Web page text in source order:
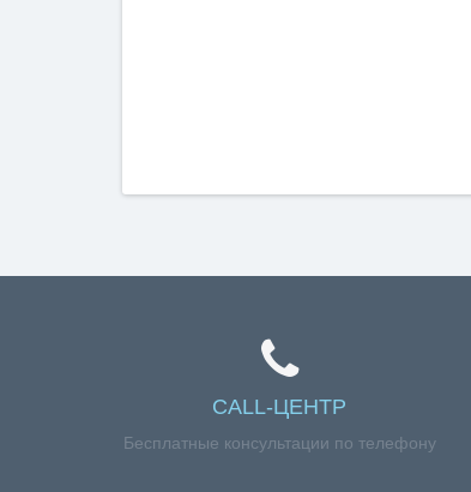
CALL-ЦЕНТР
Бесплатные консультации по телефону